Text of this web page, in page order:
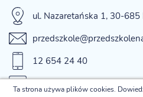
ul. Nazaretańska 1, 30-685
12 654 24 40
fax 12 654 42 12
Ta strona używa plików cookies.